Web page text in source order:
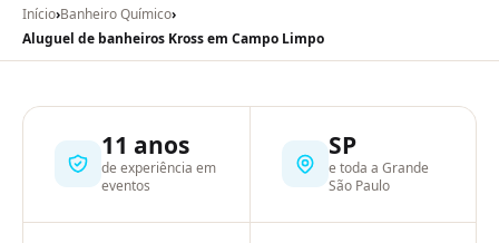
Início›Banheiro Químico›
Aluguel de banheiros Kross em Campo Limpo
11 anos
de experiência em
eventos
SP
e toda a Grande
São Paulo